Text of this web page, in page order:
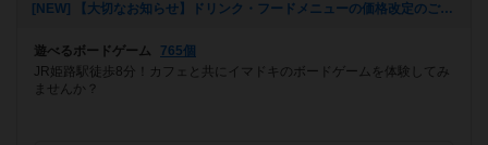
[NEW] 【大切なお知らせ】ドリンク・フードメニューの価格改定のご案内（2025年08月05日 16時49分）
遊べるボードゲーム
765個
JR姫路駅徒歩8分！カフェと共にイマドキのボードゲームを体験してみ
ませんか？